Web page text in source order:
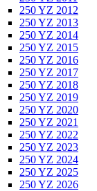
250 YZ 2012
250 YZ 2013
250 YZ 2014
250 YZ 2015
250 YZ 2016
250 YZ 2017
250 YZ 2018
250 YZ 2019
250 YZ 2020
250 YZ 2021
250 YZ 2022
250 YZ 2023
250 YZ 2024
250 YZ 2025
250 YZ 2026